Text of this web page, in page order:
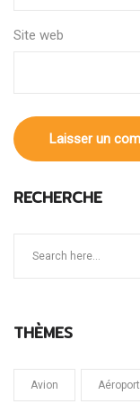
Site web
RECHERCHE
THÈMES
Avion Aéroport